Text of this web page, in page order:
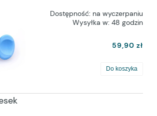
Dostępność: na wyczerpaniu
Wysyłka w: 48 godzin
59,90 zł
Do koszyka